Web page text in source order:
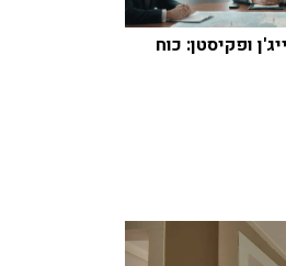
ופקיסטן: כוח